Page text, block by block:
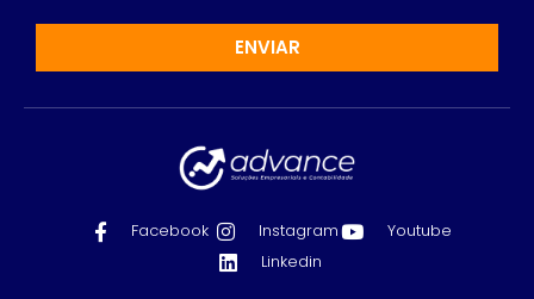
ENVIAR
Facebook Instagram
Youtube
Linkedin